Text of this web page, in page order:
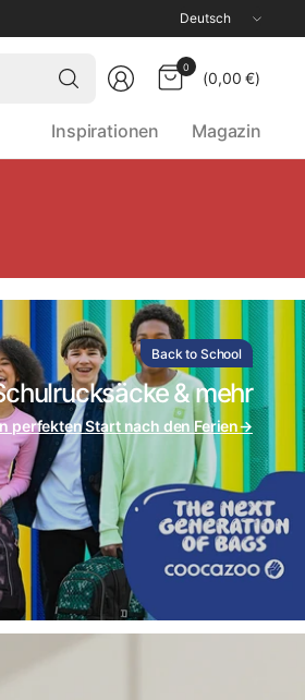
Land/Region
aktualisieren
Wonach
suchst
0
(0,00 €)
Inspirationen Magazin
Back to School
& mehr
perfekten Start nach den Ferien→